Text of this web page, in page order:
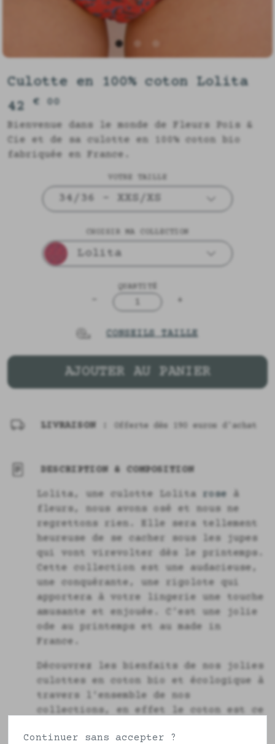
Culotte en 100% coton Lolita
42€ 00
Bienvenue dans le monde de Fleurs Pois &
Cie et de sa culotte en 100% coton bio
fabriquée en France.
VOTRE TAILLE
34/36 - XXS/XS
CHOISIR MA COLLECTION
Lolita
QUANTITÉ
+
CONSEILS TAILLE
AJOUTER AU PANIER
LIVRAISON : Offerte dès 190 euros d'achat
DESCRIPTION & COMPOSITION
Lolita, une culotte Lolita rose à
fleurs, nous avons osé et nous ne
regrettons rien. Elle sera tellement
heureuse de se cacher sous les jupes
qui vont virevolter dès le printemps.
Cette collection est une audacieuse,
une conquérante, une rigolote qui
apportera à votre lingerie une touche
amusante et enjouée. C’est une jolie
ode au printemps et au made in
France.
Découvrez les bienfaits de nos jolies
culottes en coton bio et écologique à
travers l'ensemble de nos
collections, en effet le coton est ce
votre intimité en toute confiance.
Continuer sans accepter ?